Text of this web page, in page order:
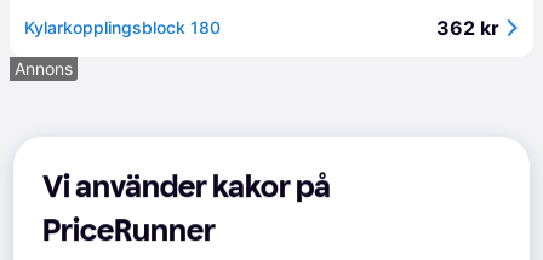
Kylarkopplingsblock 180 362 kr
Annons
Vi använder kakor på
PriceRunner